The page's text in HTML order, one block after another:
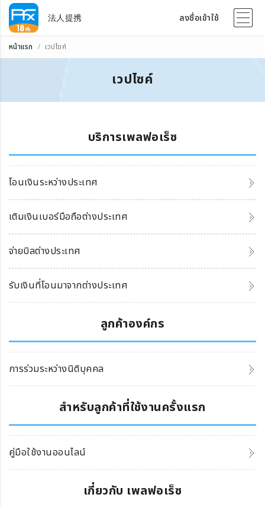
法人提携 ลงชื่อเข้าใช้
หน้าแรก เวปไซค์
เวปไซค์
บริการเพลฟอเร็ซ
โอนเงินระหว่างประเทศ
เติมเงินเบอร์มือถือต่างประเทศ
จ่ายบิลต่างประเทศ
รับเงินที่โอนมาจากต่างประเทศ
ลูกค้าองค์กร
การร่วมระหว่างนิติบุคคล
สำหรับลูกค้าที่ใช้งานครั้งแรก
คู่มือใช้งานออนไลน์
เกี่ยวกับ เพลฟอเร็ซ